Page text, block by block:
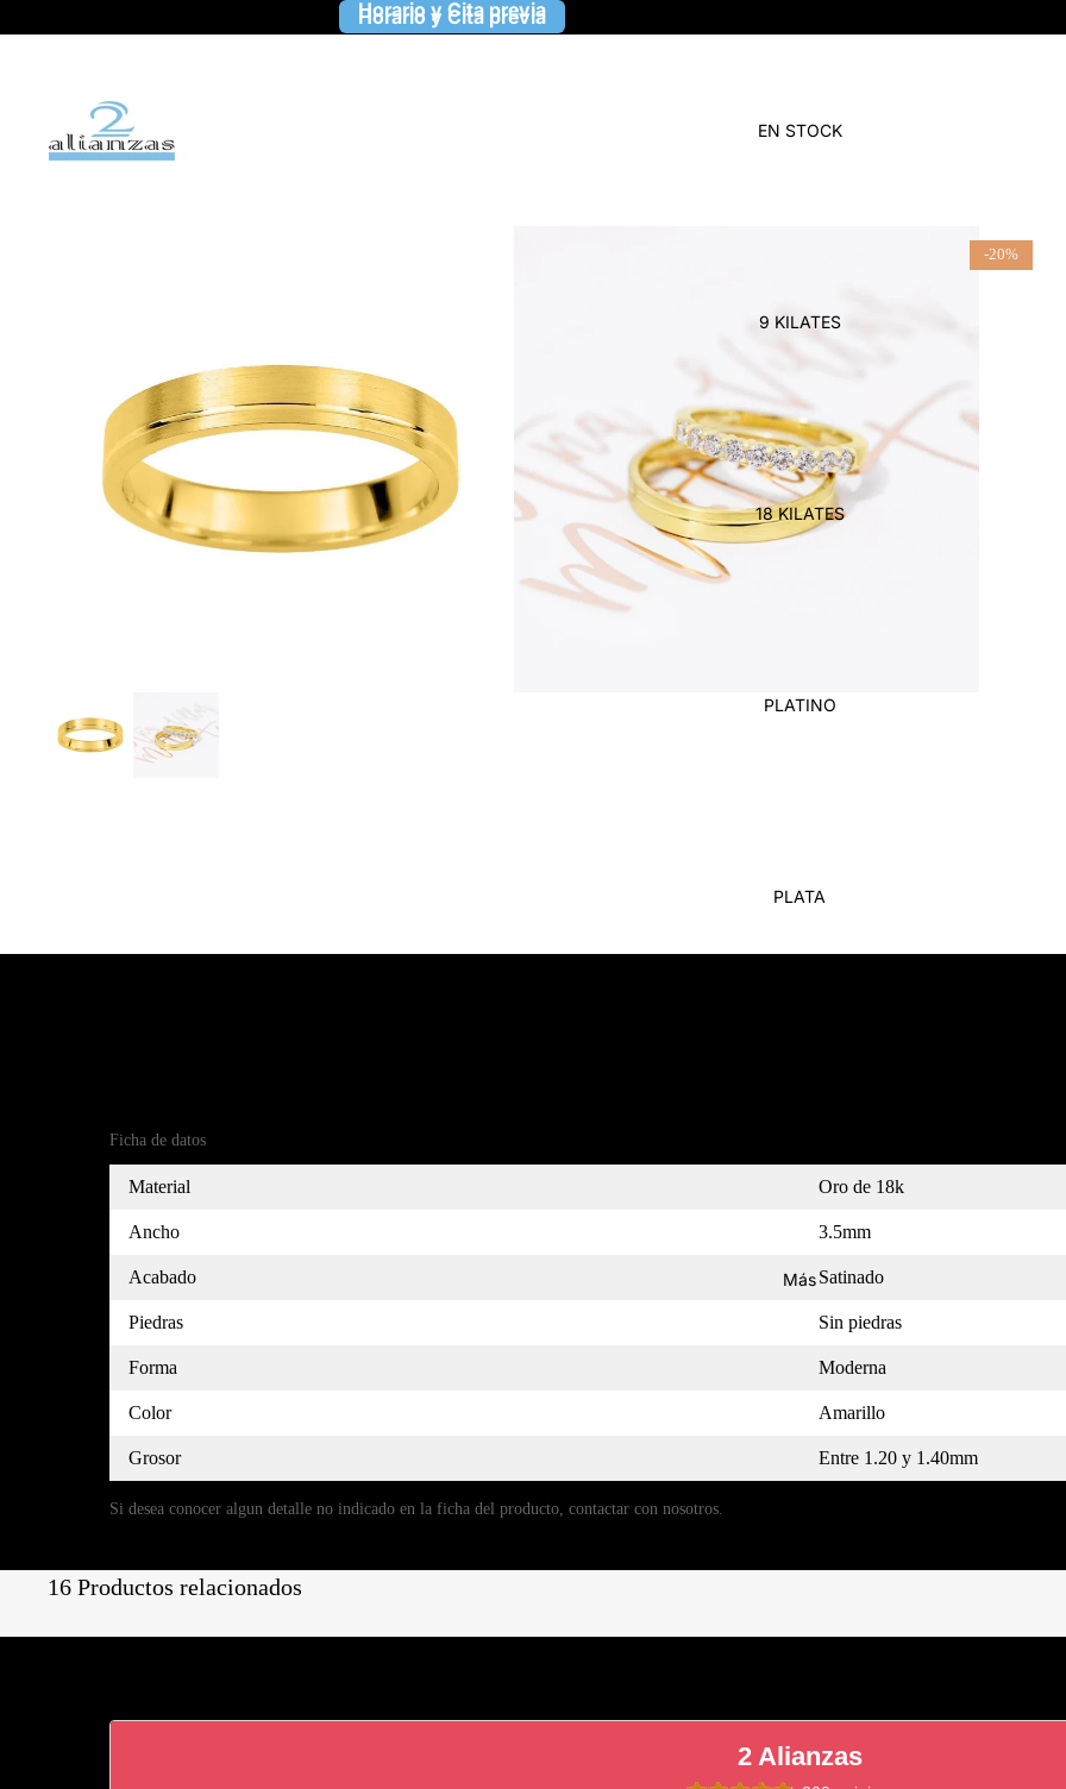
Horario y Cita previa
Horario y Cita previa
EN STOCK
9 KILATES
18 KILATES
PLATINO
PLATA
Más
-20%
Ficha de datos
Material Oro de 18k
Ancho 3.5mm
Acabado Satinado
Piedras Sin piedras
Forma Moderna
Color Amarillo
Grosor Entre 1.20 y 1.40mm
Si desea conocer algun detalle no indicado en la ficha del producto, contactar con nosotros.
16 Productos relacionados
2 Alianzas